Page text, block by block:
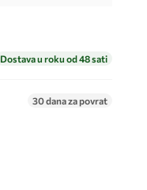
Dostava u roku od 48 sati
30 dana za povrat